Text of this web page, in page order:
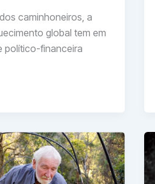
caminhoneiros, a
global tem em
político-financeira